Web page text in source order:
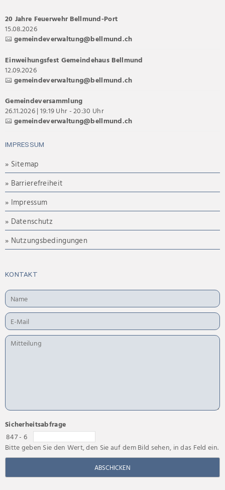
20 Jahre Feuerwehr Bellmund-Port
15.08.2026
gemeindeverwaltung@bellmund.ch
Einweihungsfest Gemeindehaus Bellmund
12.09.2026
gemeindeverwaltung@bellmund.ch
Gemeindeversammlung
26.11.2026 | 19:19 Uhr - 20:30 Uhr
gemeindeverwaltung@bellmund.ch
IMPRESSUM
» Sitemap
» Barrierefreiheit
» Impressum
» Datenschutz
» Nutzungsbedingungen
KONTAKT
Sicherheitsabfrage
847 - 6
Bitte geben Sie den Wert, den Sie auf dem Bild sehen, in das Feld ein.
ABSCHICKEN